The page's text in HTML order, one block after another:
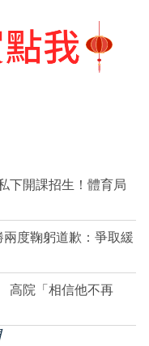
下開課招生！體育局
度鞠躬道歉：爭取緩
高院「相信他不再